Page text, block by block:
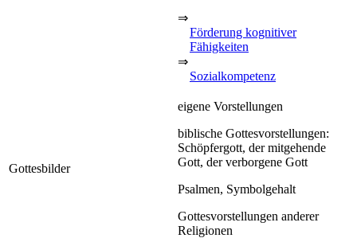
⇒
Förderung kognitiver
Fähigkeiten
⇒
Sozialkompetenz
Gottesbilder
eigene Vorstellungen
biblische Gottesvorstellungen:
Schöpfergott, der mitgehende
Gott, der verborgene Gott
Psalmen, Symbolgehalt
Gottesvorstellungen anderer
Religionen